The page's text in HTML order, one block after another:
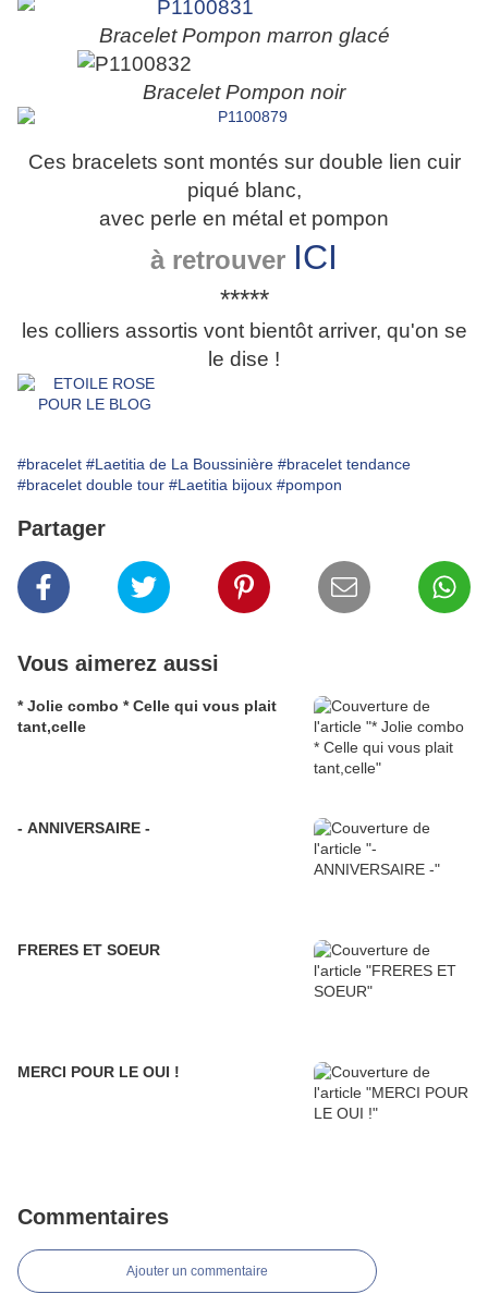
Bracelet Pompon marron glacé
Bracelet Pompon noir
Ces bracelets sont montés sur double lien cuir
piqué blanc,
avec perle en métal et pompon
à retrouver ICI
*****
les colliers assortis vont bientôt arriver, qu'on se
le dise !
#bracelet #Laetitia de La Boussinière #bracelet tendance
#bracelet double tour #Laetitia bijoux #pompon
Partager
Vous aimerez aussi
* Jolie combo * Celle qui vous plait
tant,celle
- ANNIVERSAIRE -
FRERES ET SOEUR
MERCI POUR LE OUI !
Commentaires
Ajouter un commentaire